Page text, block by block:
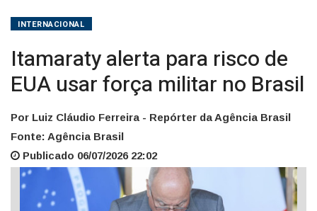
INTERNACIONAL
Itamaraty alerta para risco de
EUA usar força militar no Brasil
Por Luiz Cláudio Ferreira - Repórter da Agência Brasil
Fonte: Agência Brasil
Publicado 06/07/2026 22:02